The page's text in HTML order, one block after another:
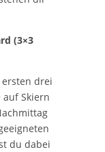
(3×3
drei
Skiern
du dabei